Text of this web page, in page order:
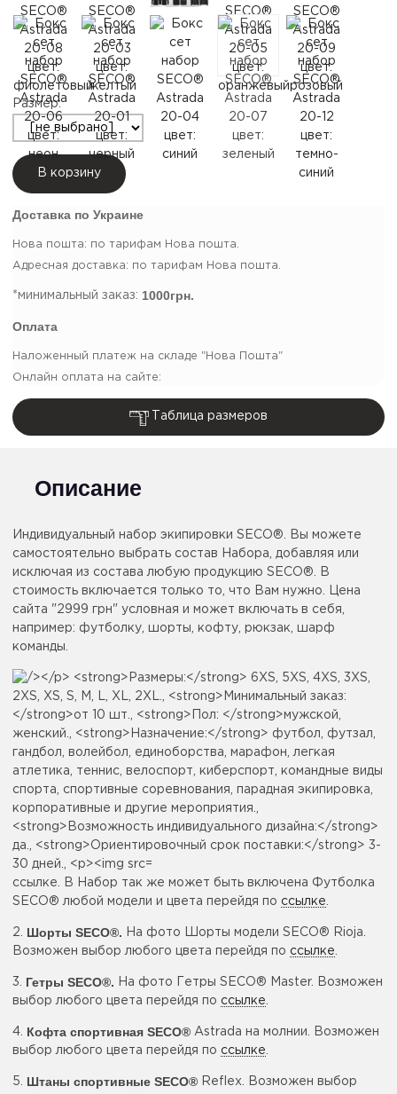
Размер:
В корзину
Доставка по Украине
Нова пошта: по тарифам Нова пошта.
Адресная доставка: по тарифам Нова пошта.
*минимальный заказ: 1000грн.
Оплата
Наложенный платеж на складе "Нова Пошта"
Онлайн оплата на сайте:
Таблица размеров
Описание
Индивидуальный набор экипировки SECO®. Вы можете
самостоятельно выбрать состав Набора, добавляя или
исключая из состава любую продукцию SECO®. В
стоимость включается только то, что Вам нужно. Цена
сайта "2999 грн" условная и может включать в себя,
например: футболку, шорты, кофту, рюкзак, шарф
команды.
ссылке. В Набор так же может быть включена Футболка
SECO® любой модели и цвета перейдя по ссылке
2. Шорты SECO®. На фото Шорты модели SECO® Rioja.
Возможен выбор любого цвета перейдя по ссылке
3. Гетры SECO®. На фото Гетры SECO® Master. Возможен
выбор любого цвета перейдя по ссылке
4. Кофта спортивная SECO® Astrada на молнии. Возможен
выбор любого цвета перейдя по ссылке
5. Штаны спортивные SECO® Reflex. Возможен выбор